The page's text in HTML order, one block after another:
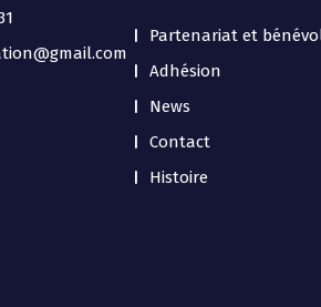
Partenariat et
Adhésion
News
Contact
Histoire